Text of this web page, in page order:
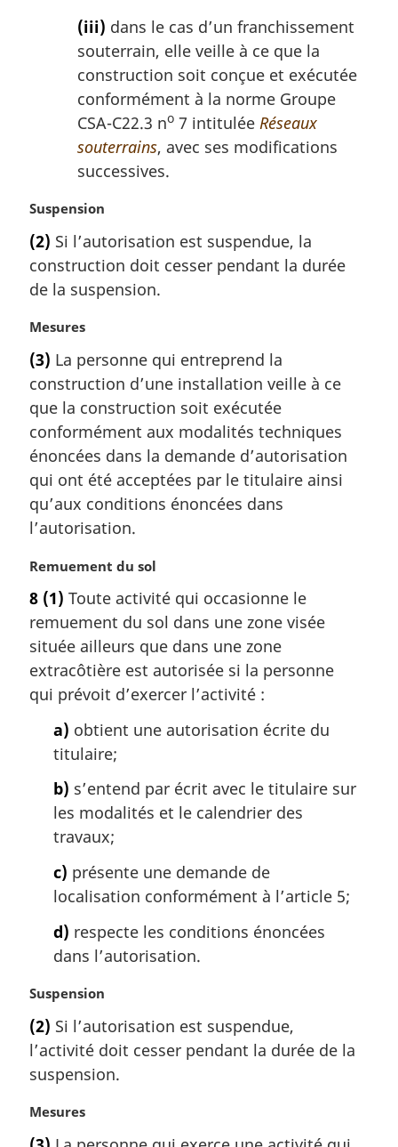
(iii) dans le cas d’un franchissement
souterrain, elle veille à ce que la
construction soit conçue et exécutée
conformément à la norme Groupe
CSA-C22.3 no 7 intitulée Réseaux
souterrains, avec ses modifications
successives.
N
t
e
m
r
i
n
a
e
:
Suspension
(2) Si l’autorisation est suspendue, la
construction doit cesser pendant la durée
de la suspension.
N
t
e
m
a
g
i
n
a
e
Mesures
(3) La personne qui entreprend la
construction d’une installation veille à ce
que la construction soit exécutée
conformément aux modalités techniques
énoncées dans la demande d’autorisation
qui ont été acceptées par le titulaire ainsi
qu’aux conditions énoncées dans
l’autorisation.
N
t
e
m
a
g
Remuement du sol
8 (1) Toute activité qui occasionne le
remuement du sol dans une zone visée
située ailleurs que dans une zone
extracôtière est autorisée si la personne
qui prévoit d’exercer l’activité :
a) obtient une autorisation écrite du
titulaire;
b) s’entend par écrit avec le titulaire sur
les modalités et le calendrier des
travaux;
c) présente une demande de
localisation conformément à l’article 5;
d) respecte les conditions énoncées
dans l’autorisation.
N
t
e
m
r
Suspension
(2) Si l’autorisation est suspendue,
l’activité doit cesser pendant la durée de la
suspension.
N
Mesures